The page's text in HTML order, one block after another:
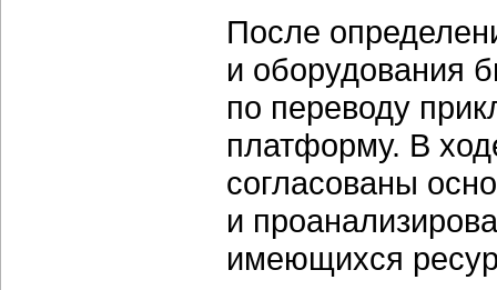
После
и оборудования
по переводу
платформу. В
согласованы
и
имеющихся